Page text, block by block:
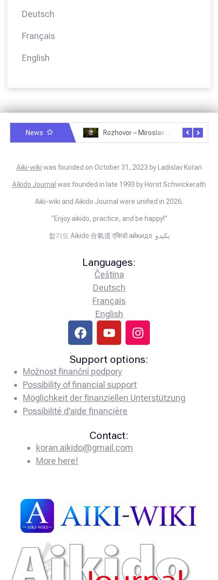
Deutsch
Français
English
News Rozhovor – Miroslav Šmíd – 22.3.2025
Aiki-wiki was founded on October 31, 2023 by Ladislav Kořan
Aïkido Journal was founded in late 1993 by Horst Schwickerath
Aiki-wiki and Aikido Journal were unified in 2026.
“Enjoy aikido, practice, and be happy!”
합기도 Aikido 合氣道 एकिडो айкидо يكيدو
Languages:
Čeština
Deutsch
Français
English
Support options:
Možnost finanční podpory
Possibility of financial support
Möglichkeit der finanziellen Unterstützung
Possibilité d’aide financière
Contact:
koran.aikido@gmail.com
More here!